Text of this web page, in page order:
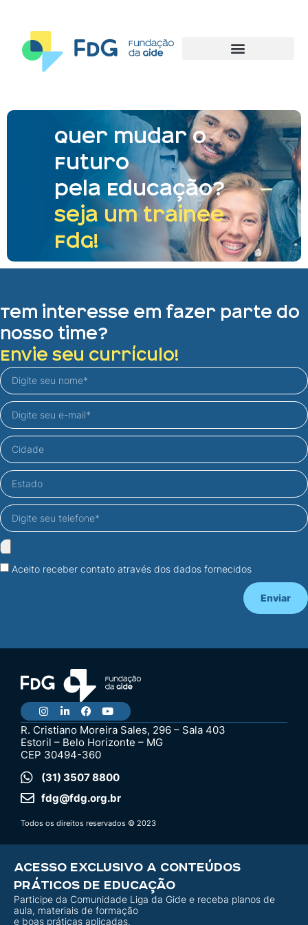
Quer mudar o
Futuro
pela Educação?
Seja um trainee
FdG!
Tem interesse em fazer parte do
nosso time?
Envie seu currículo!
Aceito receber contato através dos dados fornecidos
Enviar
R. Cristiano Moreira Sales, 296 – Sala 403
Estoril – Belo Horizonte – MG
CEP 30494-360
(31) 3507 8800
fdg@fdg.org.br
Todos os direitos reservados © 2023
ACESSO EXCLUSIVO A CONTEÚDOS
PRÁTICOS DE EDUCAÇÃO
Participe da Comunidade Liga da Gide e receba planos de
aula, materiais de formação
e boas práticas aplicadas.